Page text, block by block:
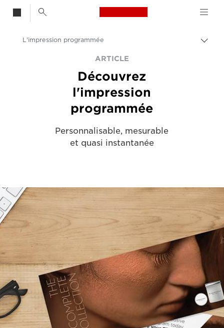
Canon Logo, back
Solutions et services
Evénements et témoignages
Articles dédiés aux entreprises et aux professionnels
L'impression programmée
ARTICLE
Découvrez
l'impression
programmée
Personnalisable, mesurable
et quasi instantanée